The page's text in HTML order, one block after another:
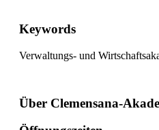
Keywords
Verwaltungs- und
Über Clemensana-